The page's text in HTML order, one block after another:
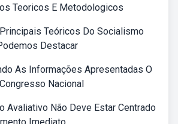
Teoricos E Metodologicos
Teóricos Do Socialismo
Destacar
As Informações Apresentadas O
Nacional
Avaliativo Não Deve Estar Centrado